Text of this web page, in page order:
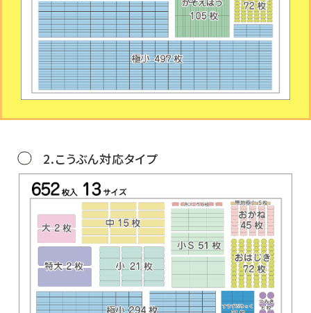
2.こうぶん対応タイプ